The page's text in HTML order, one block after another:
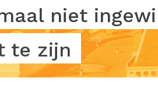
niet
te zijn